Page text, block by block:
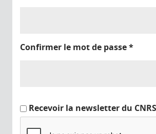
Confirmer le mot de passe*
Recevoir la newsletter du